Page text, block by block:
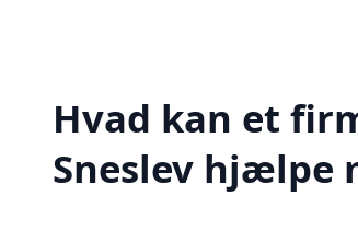
Hvad kan et
Sneslev hjælpe